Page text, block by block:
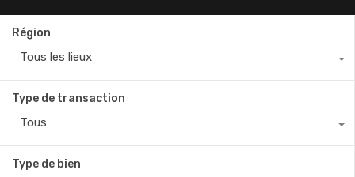
Région
Tous les lieux
Type de transaction
Tous
Type de bien